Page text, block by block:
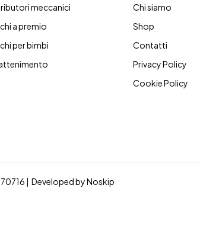
meccanici
a premio
per bimbi
Chi siamo
Shop
Contatti
Privacy Policy
Cookie Policy
| Developed byNoskip